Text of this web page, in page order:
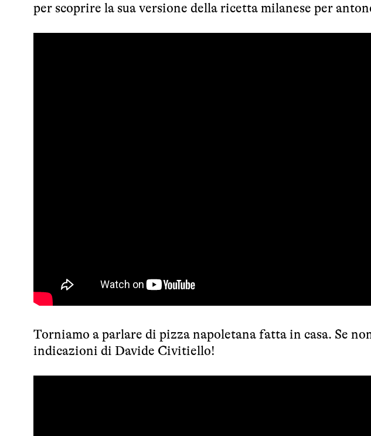
per scoprire la sua versione della ricetta milanese per
Torniamo a parlare di pizza napoletana fatta in casa. Se
indicazioni di Davide Civitiello!